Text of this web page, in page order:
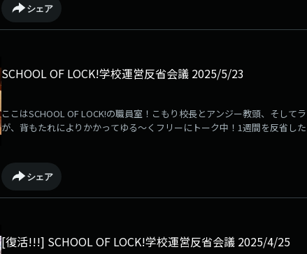
シェア
SCHOOL OF LOCK!学校運営反省会議 2025/5/23
ここはSCHOOL OF LOCK!の職員室！こもり校長とアンジー教頭、そして
が、背もたれによりかかってゆる～くフリーにトーク中！1週間を反省し
シェア
[復活!!!] SCHOOL OF LOCK!学校運営反省会議 2025/4/25